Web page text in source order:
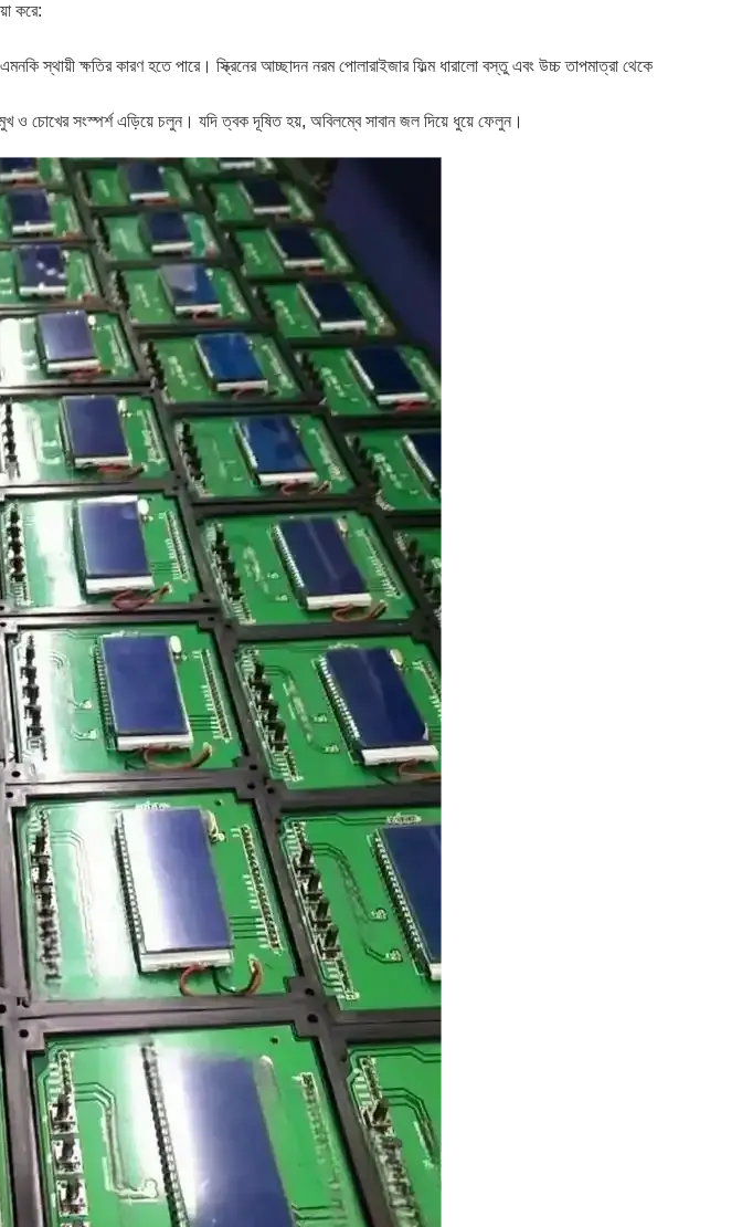
করে:
স্থায়ী ক্ষতির কারণ হতে পারে। স্ক্রিনের আচ্ছাদন নরম পোলারাইজার ফিল্ম ধারালো বস্তু এবং উচ্চ তাপমাত্রা থেকে
চোখের সংস্পর্শ এড়িয়ে চলুন। যদি ত্বক দূষিত হয়, অবিলম্বে সাবান জল দিয়ে ধুয়ে ফেলুন।